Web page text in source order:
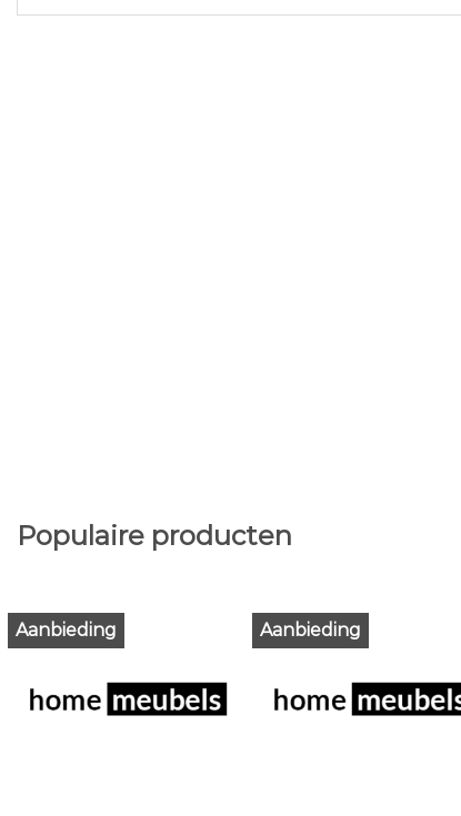
Populaire producten
Aanbieding Aanbieding